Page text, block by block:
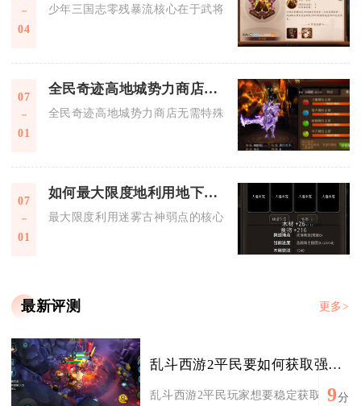
04
少年三国志零残暴流核心在于武将羁绊、兵种配比、怒气节
07
01
全民奇迹高地城势力商店需要什么交通工具
全民奇迹高地城势力商店无需特殊交通工具，角色可通过势
07
01
如何最大限度地利用地下城堡2迷雾古神的弱点
最大限度利用迷雾古神弱点的核心，是围绕其“高魔法群攻
最新评测 更多>
乱斗西游2平民要如何获取强力法宝
乱斗西游2平民玩家想要稳定获取强力
9分